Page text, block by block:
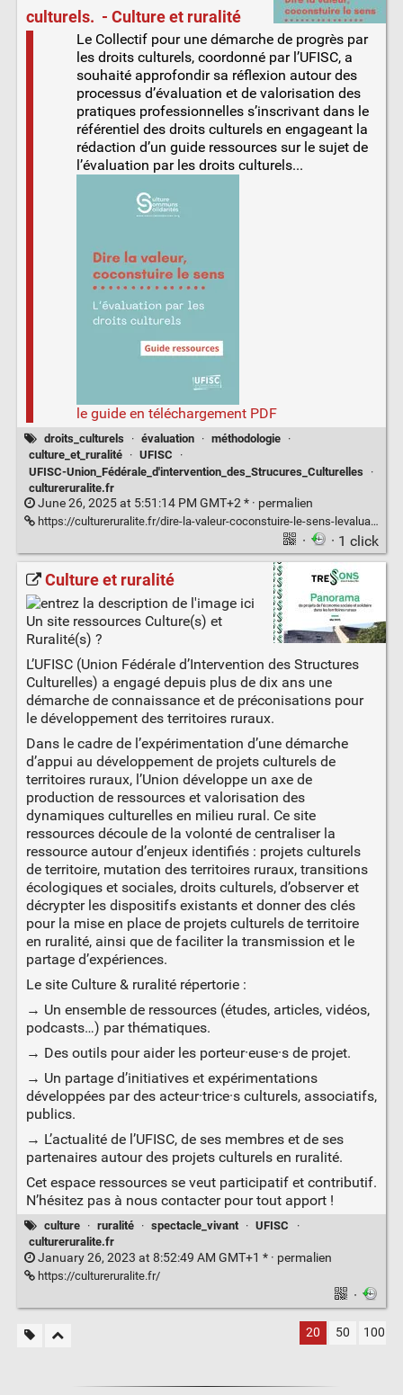
culturels. ​ - Culture et ruralité
Le Collectif pour une démarche de progrès par
les droits culturels, coordonné par l’UFISC, a
souhaité approfondir sa réflexion autour des
processus d’évaluation et de valorisation des
pratiques professionnelles s’inscrivant dans le
référentiel des droits culturels en engageant la
rédaction d’un guide ressources sur le sujet de
l’évaluation ​par les droits culturels...
le guide en téléchargement PDF
droits_culturels · évaluation · méthodologie ·
culture_et_ruralité
· UFISC
·
UFISC-Union_Fédérale_d'intervention_des_Strucures_Culturelles
·
cultureruralite.fr
June 26, 2025 at 5:51:14 PM GMT+2 * · permalien
https://cultureruralite.fr/dire-la-valeur-coconstuire-le-sens-levaluation-par-les-droits-culturels/
· · 1 click
Culture et ruralité
Un site ressources Culture(s) et
Ruralité(s) ?
L’UFISC (Union Fédérale d’Intervention des Structures
Culturelles) a engagé depuis plus de dix ans une
démarche de connaissance et de préconisations pour
le développement des territoires ruraux.
Dans le cadre de l’expérimentation d’une démarche
d’appui au développement de projets culturels de
territoires ruraux, l’Union développe un axe de
production de ressources et valorisation des
dynamiques culturelles en milieu rural. Ce site
ressources découle de la volonté de centraliser la
ressource autour d’enjeux identifiés : projets culturels
de territoire, mutation des territoires ruraux, transitions
écologiques et sociales, droits culturels, d’observer et
décrypter les dispositifs existants et donner des clés
pour la mise en place de projets culturels de territoire
en ruralité, ainsi que de faciliter la transmission et le
partage d’expériences.
Le site Culture & ruralité répertorie :
→ Un ensemble de ressources (études, articles, vidéos,
podcasts…) par thématiques.
→ Des outils pour aider les porteur·euse·s de projet.
→ Un partage d’initiatives et expérimentations
développées par des acteur·trice·s culturels, associatifs,
publics.
→ L’actualité de l’UFISC, de ses membres et de ses
partenaires autour des projets culturels en ruralité.
Cet espace ressources se veut participatif et contributif.
N’hésitez pas à nous contacter pour tout apport !
culture · ruralité · spectacle_vivant · UFISC
·
cultureruralite.fr
January 26, 2023 at 8:52:49 AM GMT+1 * · permalien
https://cultureruralite.fr/
·
20 50 100